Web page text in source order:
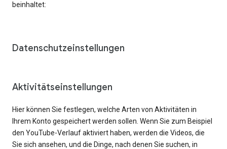
beinhaltet:
Datenschutzeinstellungen
Aktivitätseinstellungen
Hier können Sie festlegen, welche Arten von Aktivitäten in
Ihrem Konto gespeichert werden sollen. Wenn Sie zum Beispiel
den YouTube-Verlauf aktiviert haben, werden die Videos, die
Sie sich ansehen, und die Dinge, nach denen Sie suchen, in